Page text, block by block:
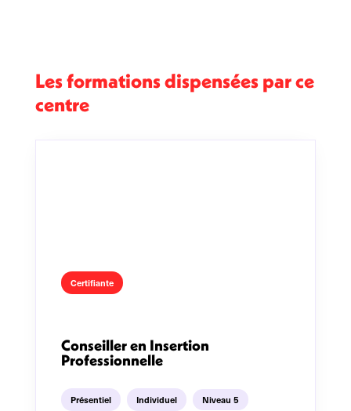
Les formations dispensées par ce
centre
Certifiante
Conseiller en Insertion
Professionnelle
Présentiel Individuel Niveau 5